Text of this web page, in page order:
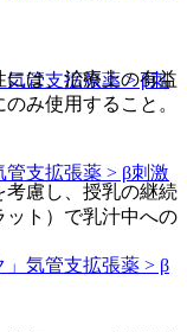
気管支拡張薬 > β刺
管支拡張薬 > β刺激
気管支拡張薬 > β
は、治療上の有益
み使用すること。
考慮し、授乳の継続
ット）で乳汁中への